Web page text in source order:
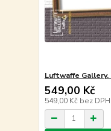
Luftwaffe
549,00 Kč
549,00 Kč bez DPH